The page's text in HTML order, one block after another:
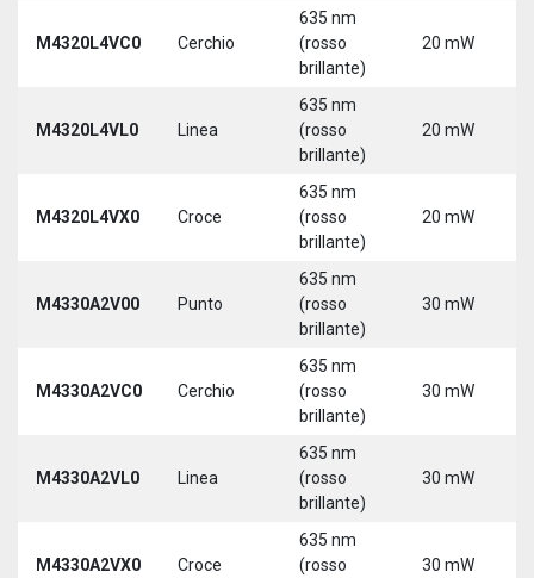
M4320L4VC0 Cerchio
635 nm
(rosso
brillante)
20 mW
M4320L4VL0 Linea
635 nm
(rosso
brillante)
20 mW
M4320L4VX0 Croce
635 nm
(rosso
brillante)
20 mW
M4330A2V00 Punto
635 nm
(rosso
brillante)
30 mW
M4330A2VC0 Cerchio
635 nm
(rosso
brillante)
30 mW
M4330A2VL0 Linea
635 nm
(rosso
brillante)
30 mW
M4330A2VX0 Croce
635 nm
(rosso
30 mW